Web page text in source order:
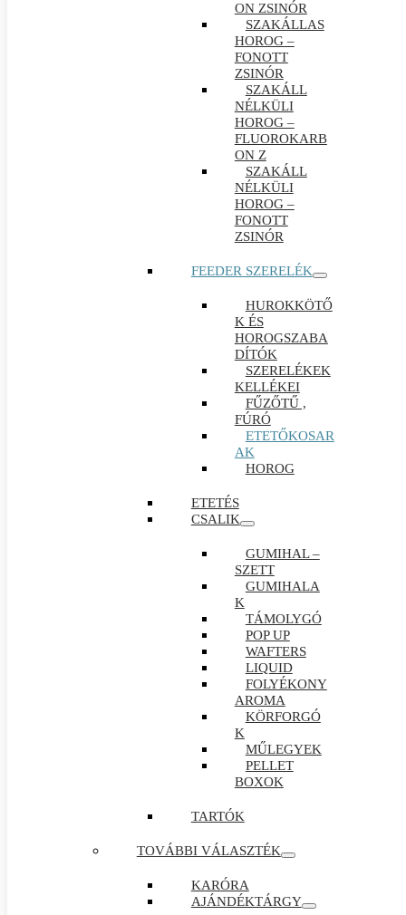
ON ZSINÓR
SZAKÁLLAS
HOROG –
FONOTT
ZSINÓR
SZAKÁLL
NÉLKÜLI
HOROG –
FLUOROKARB
ON Z
SZAKÁLL
NÉLKÜLI
HOROG –
FONOTT
ZSINÓR
FEEDER SZERELÉK
HUROKKÖTŐ
K ÉS
HOROGSZABA
DÍTÓK
SZERELÉKEK
KELLÉKEI
FŰZŐTŰ ,
FÚRÓ
ETETŐKOSAR
AK
HOROG
ETETÉS
CSALIK
GUMIHAL –
SZETT
GUMIHALA
K
TÁMOLYGÓ
POP UP
WAFTERS
LIQUID
FOLYÉKONY
AROMA
KÖRFORGÓ
K
MŰLEGYEK
PELLET
BOXOK
TARTÓK
TOVÁBBI VÁLASZTÉK
KARÓRA
AJÁNDÉKTÁRGY